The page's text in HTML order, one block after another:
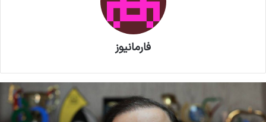
شربت سکنجبین و تخم کاسنی
نوشته های مشابه
فارمانیوز